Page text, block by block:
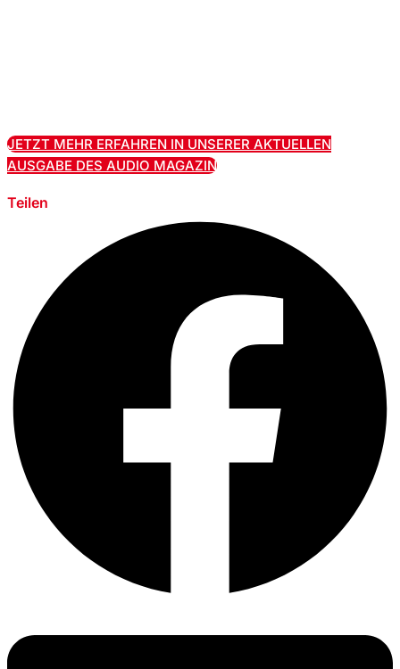
JETZT MEHR ERFAHREN IN UNSERER AKTUELLEN
AUSGABE DES AUDIO MAGAZIN
Teilen